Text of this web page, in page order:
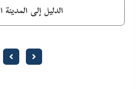
الدليل إلى المدينة